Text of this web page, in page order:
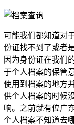
可能我们都知道对
份证找不到了或者
因为身份证在我们
于个人档案的保管
使用到档案的地方
供个人档案的时候
响。之前就有位广
个人档案不知道去